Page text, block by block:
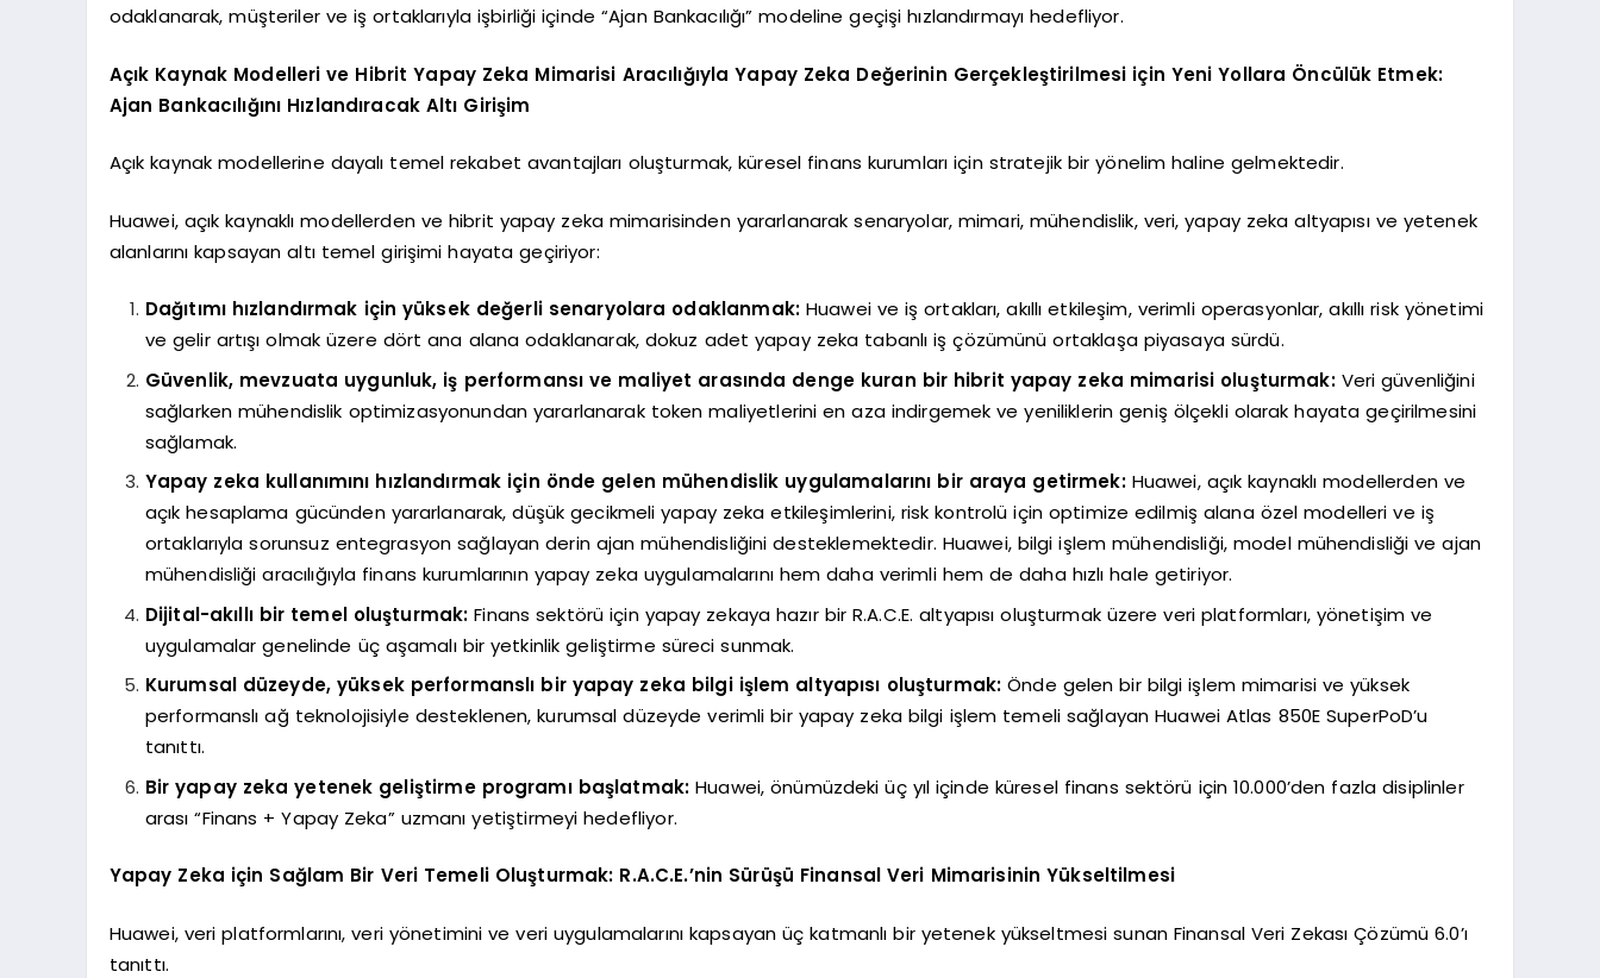
odaklanarak, müşteriler ve iş ortaklarıyla işbirliği içinde “Ajan Bankacılığı” modeline geçişi hızlandırmayı hedefliyor.
Açık Kaynak Modelleri ve Hibrit Yapay Zeka Mimarisi Aracılığıyla Yapay Zeka Değerinin Gerçekleştirilmesi için Yeni Yollara Öncülük Etmek:
Ajan Bankacılığını Hızlandıracak Altı Girişim
Açık kaynak modellerine dayalı temel rekabet avantajları oluşturmak, küresel finans kurumları için stratejik bir yönelim haline gelmektedir.
Huawei, açık kaynaklı modellerden ve hibrit yapay zeka mimarisinden yararlanarak senaryolar, mimari, mühendislik, veri, yapay zeka altyapısı ve yetenek
alanlarını kapsayan altı temel girişimi hayata geçiriyor:
Dağıtımı hızlandırmak için yüksek değerli senaryolara odaklanmak: Huawei ve iş ortakları, akıllı etkileşim, verimli operasyonlar, akıllı risk yönetimi
ve gelir artışı olmak üzere dört ana alana odaklanarak, dokuz adet yapay zeka tabanlı iş çözümünü ortaklaşa piyasaya sürdü.
Güvenlik, mevzuata uygunluk, iş performansı ve maliyet arasında denge kuran bir hibrit yapay zeka mimarisi oluşturmak:Veri güvenliğini
sağlarken mühendislik optimizasyonundan yararlanarak token maliyetlerini en aza indirgemek ve yeniliklerin geniş ölçekli olarak hayata geçirilmesini
sağlamak.
Yapay zeka kullanımını hızlandırmak için önde gelen mühendislik uygulamalarını bir araya getirmek:Huawei, açık kaynaklı modellerden ve
açık hesaplama gücünden yararlanarak, düşük gecikmeli yapay zeka etkileşimlerini, risk kontrolü için optimize edilmiş alana özel modelleri ve iş
ortaklarıyla sorunsuz entegrasyon sağlayan derin ajan mühendisliğini desteklemektedir. Huawei, bilgi işlem mühendisliği, model mühendisliği ve ajan
mühendisliği aracılığıyla finans kurumlarının yapay zeka uygulamalarını hem daha verimli hem de daha hızlı hale getiriyor.
Dijital-akıllı bir temel oluşturmak:Finans sektörü için yapay zekaya hazır bir R.A.C.E. altyapısı oluşturmak üzere veri platformları, yönetişim ve
uygulamalar genelinde üç aşamalı bir yetkinlik geliştirme süreci sunmak.
Kurumsal düzeyde, yüksek performanslı bir yapay zeka bilgi işlem altyapısı oluşturmak: Önde gelen bir bilgi işlem mimarisi ve yüksek
performanslı ağ teknolojisiyle desteklenen, kurumsal düzeyde verimli bir yapay zeka bilgi işlem temeli sağlayan Huawei Atlas 850E SuperPoD’u
tanıttı.
Bir yapay zeka yetenek geliştirme programı başlatmak: Huawei, önümüzdeki üç yıl içinde küresel finans sektörü için 10.000’den fazla disiplinler
arası “Finans + Yapay Zeka” uzmanı yetiştirmeyi hedefliyor.
Yapay Zeka için Sağlam Bir Veri Temeli Oluşturmak: R.A.C.E.’nin Sürüşü Finansal Veri Mimarisinin Yükseltilmesi
Huawei, veri platformlarını, veri yönetimini ve veri uygulamalarını kapsayan üç katmanlı bir yetenek yükseltmesi sunan Finansal Veri Zekası Çözümü 6.0’ı
tanıttı.